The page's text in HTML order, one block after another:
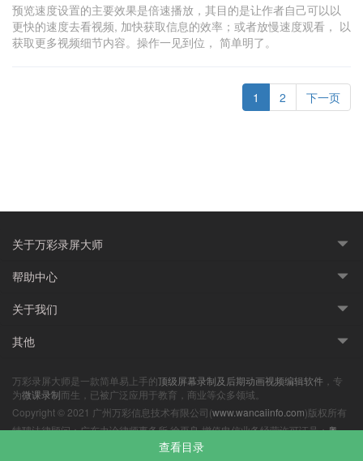
查看目录
预览速度设置的主要效果是倍速播放，其目的是让作者自己可以以
更快的速度去看视频, 加快获取信息的效率；或者放慢速度观看， 以
获取更多视频细节内容。操作一见到位， 简单明了。
1 2 下一页
关于万彩录屏大师
帮助中心
关于我们
其他
万彩录屏大师是一款简单易上手的顶级屏幕录制及后期动画视频编辑软件 ，专
为微课录制而生，已被广泛应用于教育，商业等众多领域。
Copyright © 2021 广州万彩信息技术有限公司(www.wancaiinfo.com)版权所有
特聘法律顾问：广东力诠律师事务所 徐再良 增值电信业务经营许可证号：粤
粤ICP备14041046号-7